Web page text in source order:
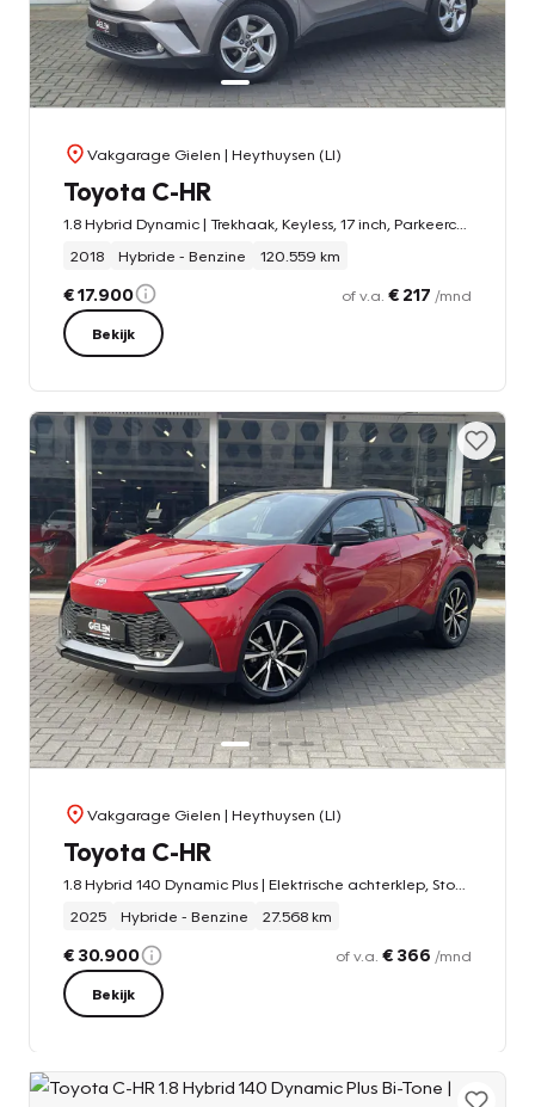
Vakgarage Gielen | Heythuysen (LI)
Toyota C-HR
2018
Hybride - Benzine 120.559 km
€ 17.900 of v.a. € 217 /mnd
Bekijk
Vakgarage Gielen | Heythuysen (LI)
Toyota C-HR
2025
Hybride - Benzine 27.568 km
€ 30.900 of v.a. € 366 /mnd
Bekijk